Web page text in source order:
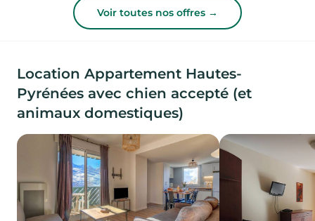
Voir toutes nos offres →
Location Appartement Hautes-
Pyrénées avec chien accepté (et
animaux domestiques)